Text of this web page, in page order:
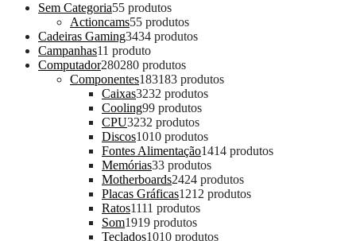
Sem Categoria55 produtos
Actioncams55 produtos
Cadeiras Gaming3434 produtos
Campanhas11 produto
Computador280280 produtos
Componentes183183 produtos
Caixas3232 produtos
Cooling99 produtos
CPU3232 produtos
Discos1010 produtos
Fontes Alimentação1414 produtos
Memórias33 produtos
Motherboards2424 produtos
Placas Gráficas1212 produtos
Ratos1111 produtos
Som1919 produtos
Teclados1010 produtos